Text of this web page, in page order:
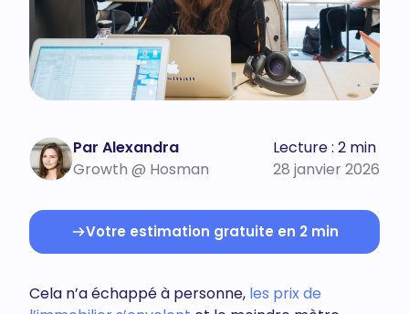
Par Alexandra
Growth @ Hosman
Lecture : 2 min
28 janvier 2026
Votre estimation gratuite en 2 min
Cela n’a échappé à personne, les prix de